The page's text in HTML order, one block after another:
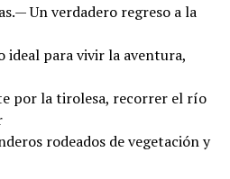
Un verdadero regreso a la
ideal para vivir la aventura,
por la tirolesa, recorrer el río
rodeados de vegetación y